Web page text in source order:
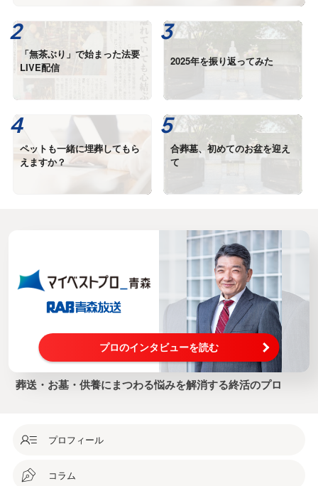
「無茶ぶり」で始まった法要
LIVE配信
2025年を振り返ってみた
ペットも一緒に埋葬してもら
えますか？
合葬墓、初めてのお盆を迎え
て
プロのインタビューを読む
葬送・お墓・供養にまつわる悩みを解消する終活のプロ
プロフィール
コラム